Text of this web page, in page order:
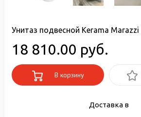
Унитаз подвесной Kerama Marazzi
18 810.00 руб.
В корзину
Доставка в